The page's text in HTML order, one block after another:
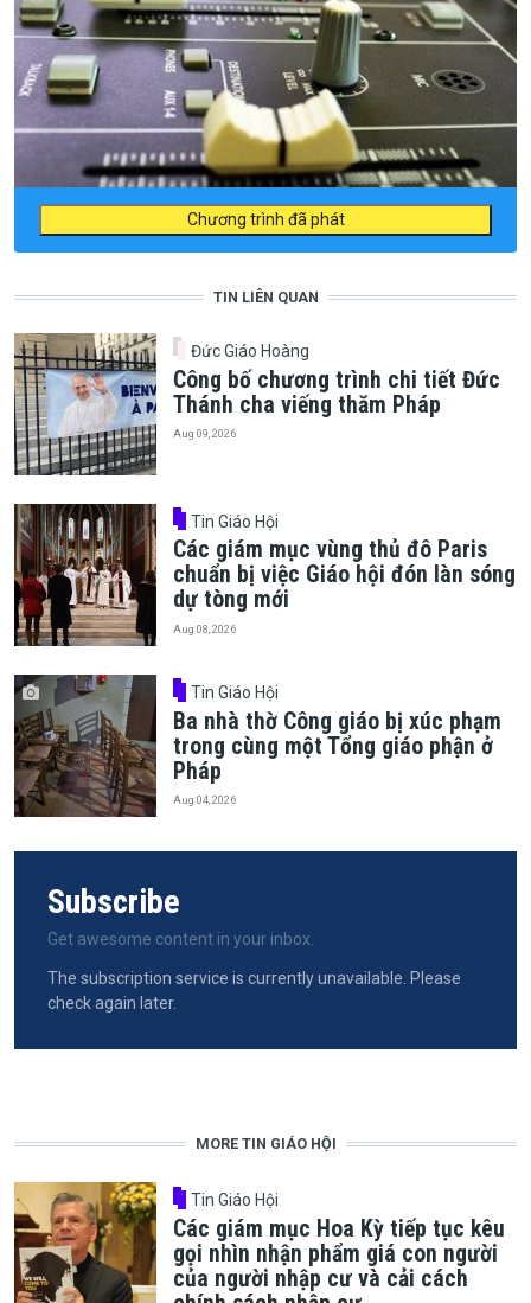
Chương trình đã phát
TIN LIÊN QUAN
Đức Giáo Hoàng
Công bố chương trình chi tiết Đức
Thánh cha viếng thăm Pháp
Aug 09, 2026
Tin Giáo Hội
Các giám mục vùng thủ đô Paris
chuẩn bị việc Giáo hội đón làn sóng
dự tòng mới
Aug 08, 2026
Tin Giáo Hội
Ba nhà thờ Công giáo bị xúc phạm
trong cùng một Tổng giáo phận ở
Pháp
Aug 04, 2026
Subscribe
Get awesome content in your inbox.
The subscription service is currently unavailable. Please
check again later.
MORE TIN GIÁO HỘI
Tin Giáo Hội
Các giám mục Hoa Kỳ tiếp tục kêu
gọi nhìn nhận phẩm giá con người
của người nhập cư và cải cách